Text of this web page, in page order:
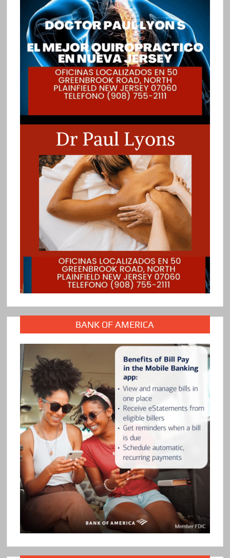
BANK OF AMERICA